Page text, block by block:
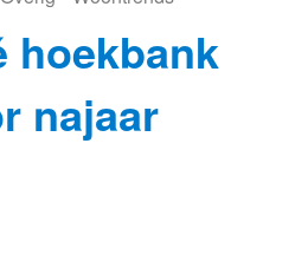
hoekbank
najaar